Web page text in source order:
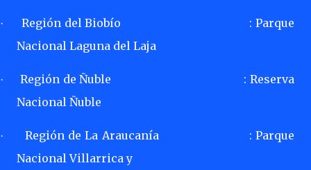
· Región del Biobío
: Parque
Nacional Laguna del Laja
· Región de Ñuble
: Reserva
Nacional Ñuble
· Región de La Araucanía
: Parque
Nacional Villarrica y